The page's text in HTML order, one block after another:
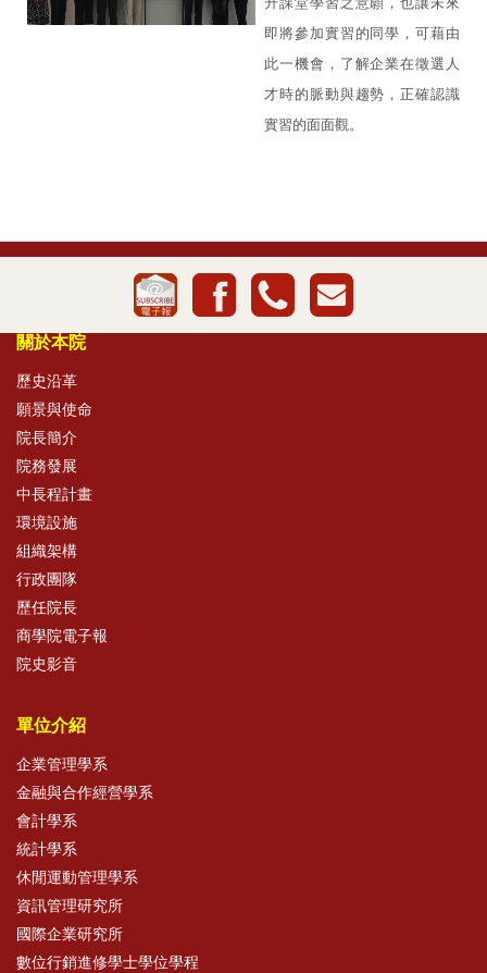
即將參加實習的同學，可藉由
此一機會，了解企業在徵選人
才時的脈動與趨勢，正確認識
實習的面面觀。
關於本院
歷史沿革
願景與使命
院長簡介
院務發展
中長程計畫
環境設施
組織架構
行政團隊
歷任院長
商學院電子報
院史影音
單位介紹
企業管理學系
金融與合作經營學系
會計學系
統計學系
休閒運動管理學系
資訊管理研究所
國際企業研究所
數位行銷進修學士學位學程